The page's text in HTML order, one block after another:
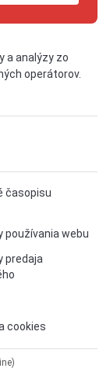
a analýzy zo
operátorov.
časopisu
používania webu
predaja
cookies